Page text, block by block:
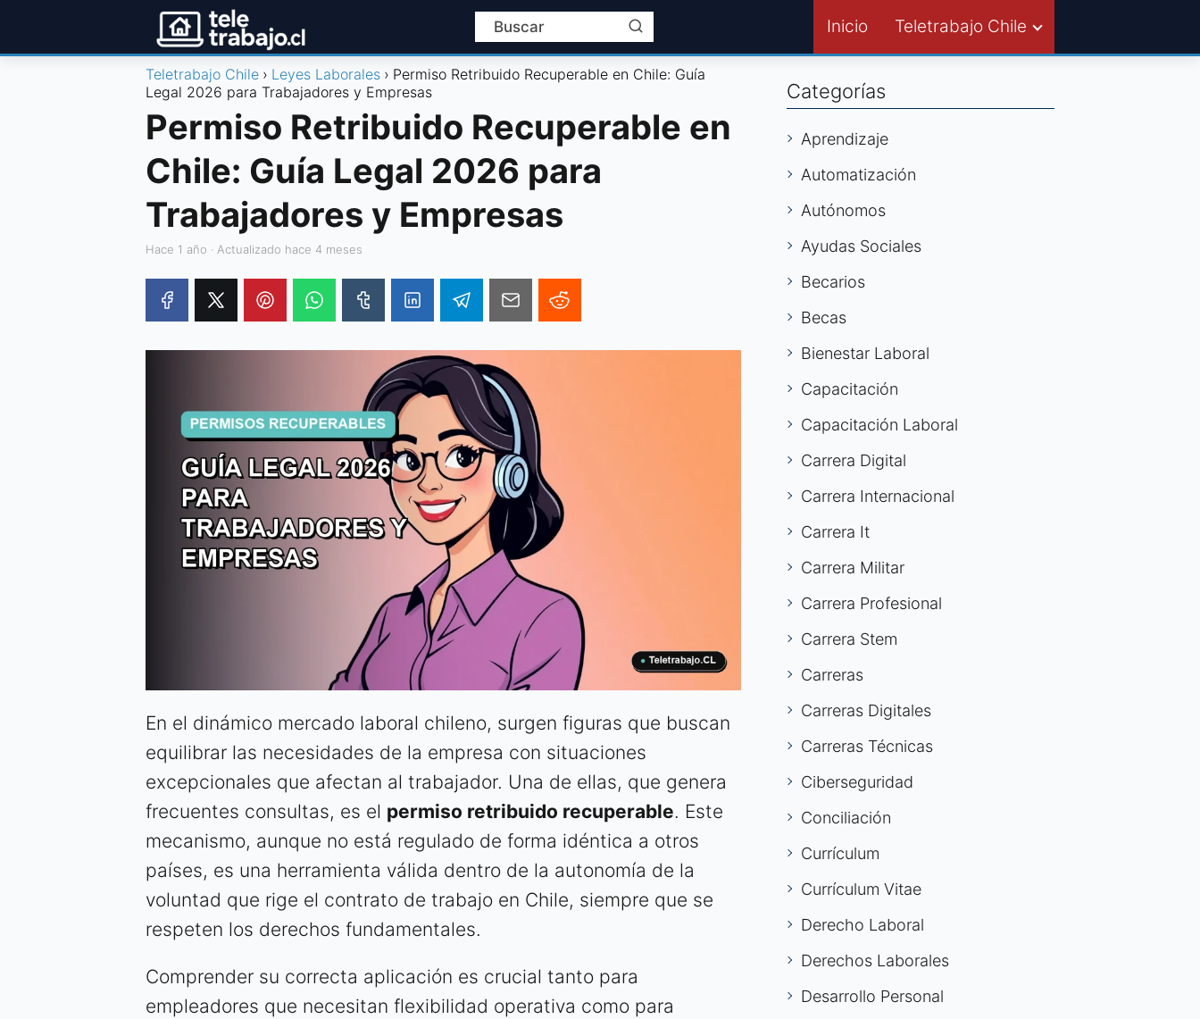
Inicio Teletrabajo Chile
Teletrabajo Chile Leyes Laborales
Permiso Retribuido Recuperable en Chile: Guía
Legal 2026 para Trabajadores y Empresas
Permiso Retribuido Recuperable en
Chile: Guía Legal 2026 para
Trabajadores y Empresas
hace 1 año · Actualizado hace 4 meses
En el dinámico mercado laboral chileno, surgen figuras que buscan
equilibrar las necesidades de la empresa con situaciones
excepcionales que afectan al trabajador. Una de ellas, que genera
frecuentes consultas, es el permiso retribuido recuperable. Este
mecanismo, aunque no está regulado de forma idéntica a otros
países, es una herramienta válida dentro de la autonomía de la
voluntad que rige el contrato de trabajo en Chile, siempre que se
respeten los derechos fundamentales.
Comprender su correcta aplicación es crucial tanto para
empleadores que necesitan flexibilidad operativa como para
Categorías
Aprendizaje
Automatización
Autónomos
Ayudas Sociales
Becarios
Becas
Bienestar Laboral
Capacitación
Capacitación Laboral
Carrera Digital
Carrera Internacional
Carrera It
Carrera Militar
Carrera Profesional
Carrera Stem
Carreras
Carreras Digitales
Carreras Técnicas
Ciberseguridad
Conciliación
Currículum
Currículum Vitae
Derecho Laboral
Derechos Laborales
Desarrollo Personal